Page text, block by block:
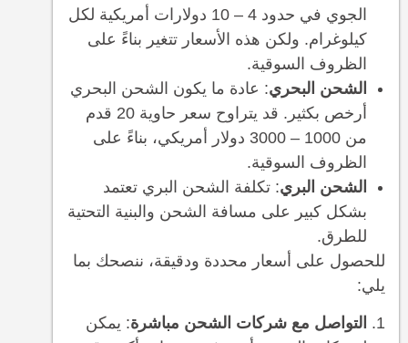
الجوي في حدود 4 – 10 دولارات أمريكية لكل
كيلوغرام. ولكن هذه الأسعار تتغير بناءً على
الظروف السوقية.
الشحن البحري: عادة ما يكون الشحن البحري
أرخص بكثير. قد يتراوح سعر حاوية 20 قدم
من 1000 – 3000 دولار أمريكي، بناءً على
الظروف السوقية.
الشحن البري: تكلفة الشحن البري تعتمد
بشكل كبير على مسافة الشحن والبنية التحتية
للطرق.
للحصول على أسعار محددة ودقيقة، ننصحك بما
يلي:
التواصل مع شركات الشحن مباشرة: يمكن